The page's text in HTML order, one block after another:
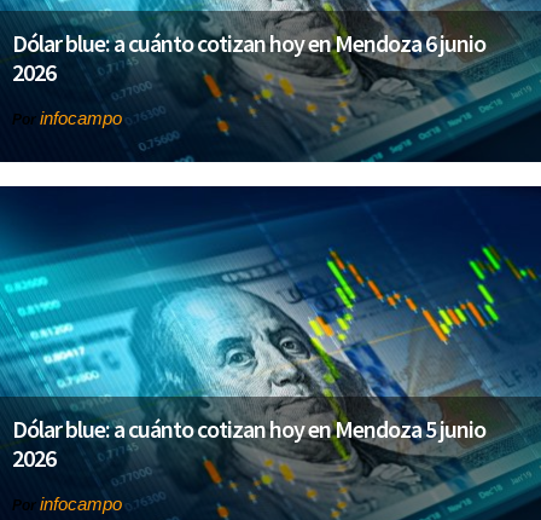
Dólar blue: a cuánto cotizan hoy en Mendoza 6 junio
2026
Por infocampo
Dólar blue: a cuánto cotizan hoy en Mendoza 5 junio
2026
Por infocampo